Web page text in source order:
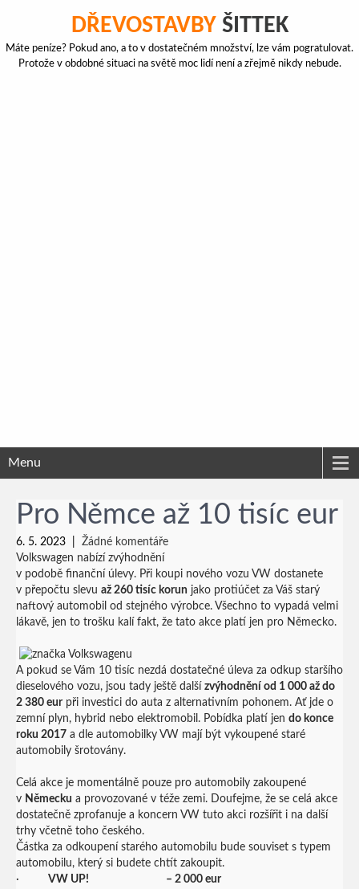
DŘEVOSTAVBY ŠITTEK
Máte peníze? Pokud ano, a to v dostatečném množství, lze vám pogratulovat.
Protože v obdobné situaci na světě moc lidí není a zřejmě nikdy nebude.
Menu
Pro Němce až 10 tisíc eur
6. 5. 2023
Žádné komentáře
Volkswagen nabízí zvýhodnění
v podobě finanční úlevy. Při koupi nového vozu VW dostanete
v přepočtu slevu až 260 tisíc korun jako protiúčet za Váš starý
naftový automobil od stejného výrobce. Všechno to vypadá velmi
lákavě, jen to trošku kalí fakt, že tato akce platí jen pro Německo.
A pokud se Vám 10 tisíc nezdá dostatečné úleva za odkup staršího
dieselového vozu, jsou tady ještě další zvýhodnění od 1 000 až do
2 380 eurpři investici do auta z alternativním pohonem. Ať jde o
zemní plyn, hybrid nebo elektromobil. Pobídka platí jen do konce
roku 2017 a dle automobilky VW mají být vykoupené staré
automobily šrotovány.
Celá akce je momentálně pouze pro automobily zakoupené
v Německu a provozované v téže zemi. Doufejme, že se celá akce
dostatečně zprofanuje a koncern VW tuto akci rozšířit i na další
trhy včetně toho českého.
Částka za odkoupení starého automobilu bude souviset s typem
automobilu, který si budete chtít zakoupit.
· VW UP! – 2 000 eur